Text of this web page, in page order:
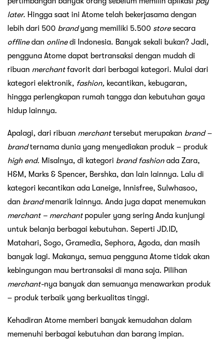
later. Hingga saat ini Atome telah bekerjasama dengan
lebih dari 500 brandyang memiliki 5.500 storesecara
offlinedan onlinedi Indonesia. Banyak sekali bukan? Jadi,
pengguna Atome dapat bertransaksi dengan mudah di
ribuan merchantfavorit dari berbagai kategori. Mulai dari
kategori elektronik, fashion, kecantikan, kebugaran,
hingga perlengkapan rumah tangga dan kebutuhan gaya
hidup lainnya.
Apalagi, dari ribuan merchanttersebut merupakan brand –
brandternama dunia yang menyediakan produk – produk
high end. Misalnya, di kategori brand fashionada Zara,
H&M, Marks & Spencer, Bershka, dan lain lainnya. Lalu di
kategori kecantikan ada Laneige, Innisfree, Sulwhasoo,
dan brandmenarik lainnya. Anda juga dapat menemukan
merchant – merchant populer yang sering Anda kunjungi
untuk belanja berbagai kebutuhan. Seperti JD.ID,
Matahari, Sogo, Gramedia, Sephora, Agoda, dan masih
banyak lagi. Makanya, semua pengguna Atome tidak akan
kebingungan mau bertransaksi di mana saja. Pilihan
merchant-nya banyak dan semuanya menawarkan produk
– produk terbaik yang berkualitas tinggi.
Kehadiran Atome memberi banyak kemudahan dalam
memenuhi berbagai kebutuhan dan barang impian.